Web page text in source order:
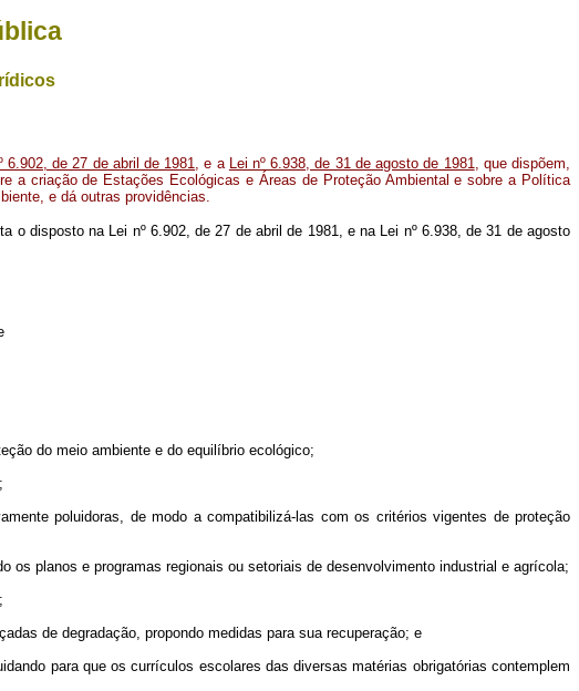
6.902, de 27 de abril de 1981, e a Lei nº 6.938, de 31 de agosto de 1981, que dispõem,
a criação de Estações Ecológicas e Áreas de Proteção Ambiental e sobre a Política
e dá outras providências.
disposto na Lei nº 6.902, de 27 de abril de 1981, e na Lei nº 6.938, de 31 de agosto
do meio ambiente e do equilíbrio ecológico;
poluidoras, de modo a compatibilizá-las com os critérios vigentes de proteção
planos e programas regionais ou setoriais de desenvolvimento industrial e agrícola;
de degradação, propondo medidas para sua recuperação; e
para que os currículos escolares das diversas matérias obrigatórias contemplem